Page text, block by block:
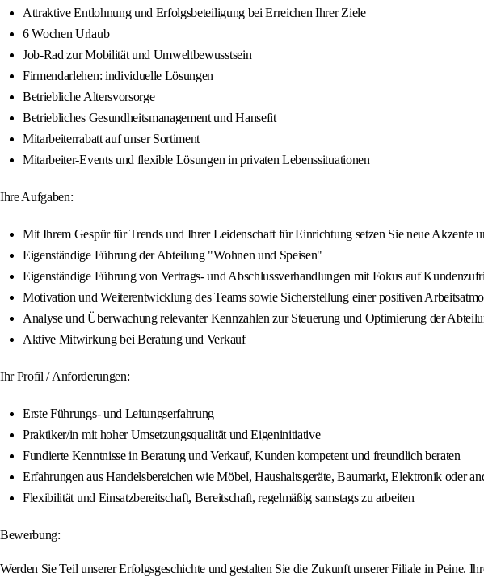
Attraktive Entlohnung und Erfolgsbeteiligung bei Erreichen Ihrer Ziele
6 Wochen Urlaub
Job-Rad zur Mobilität und Umweltbewusstsein
Firmendarlehen: individuelle Lösungen
Betriebliche Altersvorsorge
Betriebliches Gesundheitsmanagement und Hansefit
Mitarbeiterrabatt auf unser Sortiment
Mitarbeiter-Events und flexible Lösungen in privaten Lebenssituationen
Ihre Aufgaben:
Mit Ihrem Gespür für Trends und Ihrer Leidenschaft für Einrichtung setzen Sie neue Akzente
Eigenständige Führung der Abteilung "Wohnen und Speisen"
Eigenständige Führung von Vertrags- und Abschlussverhandlungen mit Fokus auf
Motivation und Weiterentwicklung des Teams sowie Sicherstellung einer positiven
Analyse und Überwachung relevanter Kennzahlen zur Steuerung und Optimierung der
Aktive Mitwirkung bei Beratung und Verkauf
Ihr Profil / Anforderungen:
Erste Führungs- und Leitungserfahrung
Praktiker/in mit hoher Umsetzungsqualität und Eigeninitiative
Fundierte Kenntnisse in Beratung und Verkauf, Kunden kompetent und freundlich beraten
Erfahrungen aus Handelsbereichen wie Möbel, Haushaltsgeräte, Baumarkt, Elektronik oder
Flexibilität und Einsatzbereitschaft, Bereitschaft, regelmäßig samstags zu arbeiten
Bewerbung:
Werden Sie Teil unserer Erfolgsgeschichte und gestalten Sie die Zukunft unserer Filiale in Peine.